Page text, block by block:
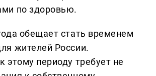
по здоровью.
обещает стать временем
жителей России.
этому периоду требует не